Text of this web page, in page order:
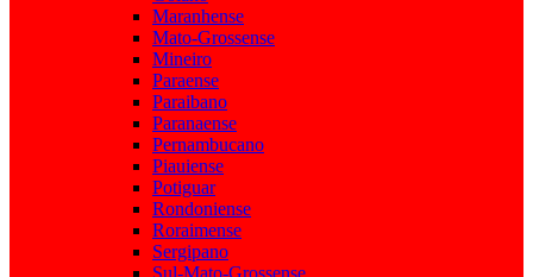
Maranhense
Mato-Grossense
Mineiro
Paraense
Paraibano
Paranaense
Pernambucano
Piauiense
Potiguar
Rondoniense
Roraimense
Sergipano
Sul-Mato-Grossense